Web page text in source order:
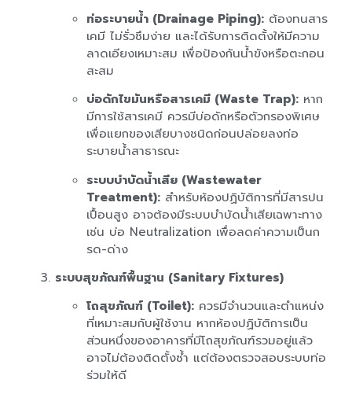
ท่อระบายน้ำ (Drainage Piping): ต้องทนสาร
เคมี ไม่รั่วซึมง่าย และได้รับการติดตั้งให้มีความ
ลาดเอียงเหมาะสม เพื่อป้องกันน้ำขังหรือตะกอน
สะสม
บ่อดักไขมันหรือสารเคมี (Waste Trap): หาก
มีการใช้สารเคมี ควรมีบ่อดักหรือตัวกรองพิเศษ
เพื่อแยกของเสียบางชนิดก่อนปล่อยลงท่อ
ระบายน้ำสาธารณะ
ระบบบำบัดน้ำเสีย (Wastewater
Treatment): สำหรับห้องปฏิบัติการที่มีสารปน
เปื้อนสูง อาจต้องมีระบบบำบัดน้ำเสียเฉพาะทาง
เช่น บ่อ Neutralization เพื่อลดค่าความเป็นก
รด-ด่าง
ระบบสุขภัณฑ์พื้นฐาน (Sanitary Fixtures)
โถสุขภัณฑ์ (Toilet): ควรมีจำนวนและตำแหน่ง
ที่เหมาะสมกับผู้ใช้งาน หากห้องปฏิบัติการเป็น
ส่วนหนึ่งของอาคารที่มีโถสุขภัณฑ์รวมอยู่แล้ว
อาจไม่ต้องติดตั้งซ้ำ แต่ต้องตรวจสอบระบบท่อ
ร่วมให้ดี